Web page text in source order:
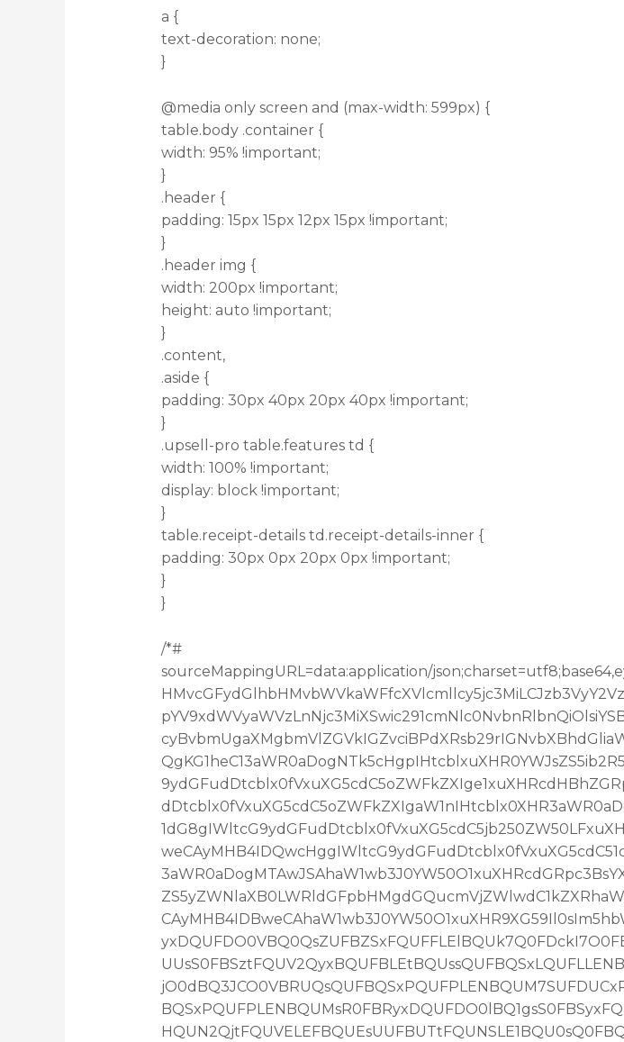
a {
text-decoration: none;
}
@media only screen and (max-width: 599px) {
table.body .container {
width: 95% !important;
}
.header {
padding: 15px 15px 12px 15px !important;
}
.header img {
width: 200px !important;
height: auto !important;
}
.content,
.aside {
padding: 30px 40px 20px 40px !important;
}
.upsell-pro table.features td {
width: 100% !important;
display: block !important;
}
table.receipt-details td.receipt-details-inner {
padding: 30px 0px 20px 0px !important;
}
}
/*#
sourceMappingURL=data:application/